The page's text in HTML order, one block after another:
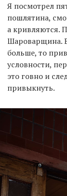
Я посмотрел
пошлятина,
а кривляются.
Шароварщина.
больше, то
условности,
это говно и
привыкнуть.